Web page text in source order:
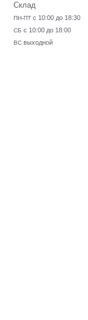
Склад
ПН-ПТ с 10:00 до 18:30
СБ с 10:00 до 18:00
ВС выходной